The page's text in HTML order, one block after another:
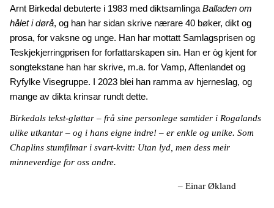
Arnt Birkedal debuterte i 1983 med diktsamlinga Balladen om
hålet i dørå, og han har sidan skrive nærare 40 bøker, dikt og
prosa, for vaksne og unge. Han har mottatt Samlagsprisen og
Teskjekjerringprisen for forfattarskapen sin. Han er òg kjent for
songtekstane han har skrive, m.a. for Vamp, Aftenlandet og
Ryfylke Visegruppe. I 2023 blei han ramma av hjerneslag, og
mange av dikta krinsar rundt dette.
Birkedals tekst-gløttar – frå sine personlege samtider i Rogalands
ulike utkantar – og i hans eigne indre! – er enkle og unike. Som
Chaplins stumfilmar i svart-kvitt: Utan lyd, men dess meir
minneverdige for oss andre.
– Einar Økland